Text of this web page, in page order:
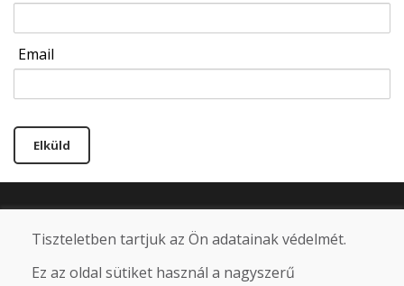
Email
Elküld
+421 919 282 306
info@domivosport.hu
Tiszteletben tartjuk az Ön adatainak védelmét.
Ez az oldal sütiket használ a nagyszerű